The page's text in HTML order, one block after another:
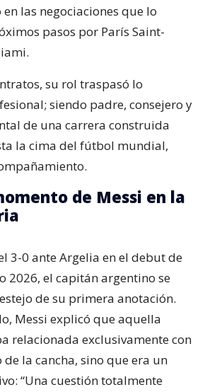
las negociaciones que lo
pasos por París Saint-
su rol traspasó lo
siendo padre, consejero y
de una carrera construida
la cima del fútbol mundial,
de Messi en la
3-0 ante Argelia en el debut de
2026, el capitán argentino se
de su primera anotación.
Messi explicó que aquella
relacionada exclusivamente con
la cancha, sino que era un
“Una cuestión totalmente